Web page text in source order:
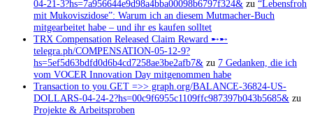
04-21-3?hs=7a956644e9d98a4bba00098b6797f324& zu “Lebensfroh
mit Mukoviszidose”: Warum ich an diesem Mutmacher-Buch
mitgearbeitet habe – und ihr es kaufen solltet
TRX Compensation Released Claim Reward ➸➸
telegra.ph/COMPENSATION-05-12-9?
hs=5ef5d63bdfd0d6b4cd7258ae3be2afb7& zu 7 Gedanken, die ich
vom VOCER Innovation Day mitgenommen habe
Transaction to you.GET =>> graph.org/BALANCE-36824-US-
DOLLARS-04-24-2?hs=00c9f6955c1109ffc987397b043b5685& zu
Projekte & Arbeitsproben